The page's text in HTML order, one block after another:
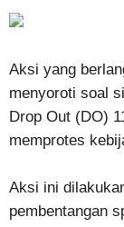
Aksi yang
menyoroti soal
Drop Out (DO)
memprotes
Aksi ini
pembentangan